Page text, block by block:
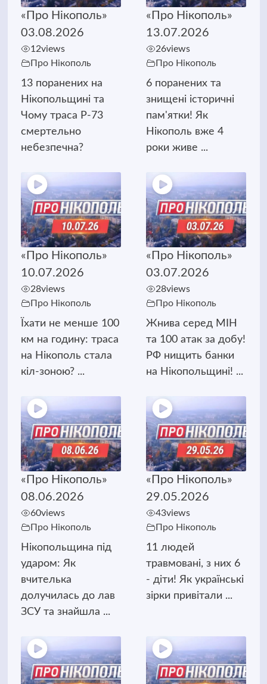
«Про Нікополь»
03.08.2026
12views
Про Нікополь
13 поранених на
Нікопольщині та
Чому траса Р-73
смертельно
небезпечна?
«Про Нікополь»
13.07.2026
26views
Про Нікополь
6 поранених та
знищені історичні
пам'ятки! Як
Нікополь вже 4
роки живе ...
«Про Нікополь»
10.07.2026
28views
Про Нікополь
Їхати не менше 100
км на годину: траса
на Нікополь стала
кіл-зоною? ...
«Про Нікополь»
03.07.2026
28views
Про Нікополь
Жнива серед МІН
та 100 атак за добу!
РФ нищить банки
на Нікопольщині! ...
«Про Нікополь»
08.06.2026
60views
Про Нікополь
Нікопольщина під
ударом: Як
вчителька
долучилась до лав
ЗСУ та знайшла ...
«Про Нікополь»
29.05.2026
43views
Про Нікополь
11 людей
травмовані, з них 6
- діти! Як українські
зірки привітали ...